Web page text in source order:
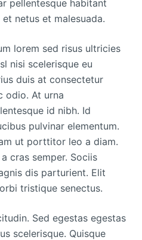
pellentesque habitant
netus et malesuada.
lorem sed risus ultricies
nisi scelerisque eu
duis at consectetur
odio. At urna
id nibh. Id
pulvinar elementum.
ut porttitor leo a diam.
cras semper. Sociis
dis parturient. Elit
tristique senectus.
Sed egestas egestas
scelerisque. Quisque